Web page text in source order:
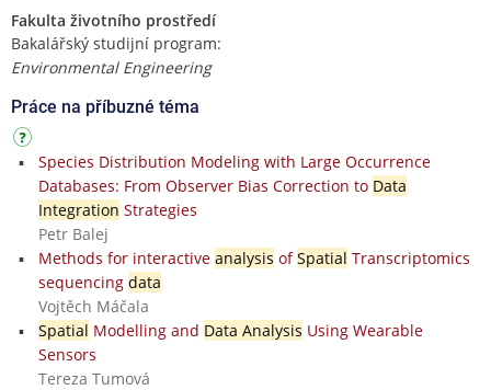
Fakulta životního prostředí
Bakalářský studijní program:
Environmental Engineering
Práce na příbuzné téma
Species Distribution Modeling with Large Occurrence
Databases: From Observer Bias Correction to Data
Integration Strategies
Petr Balej
Methods for interactive analysis ofSpatial Transcriptomics
sequencing data
Vojtěch Máčala
Spatial Modelling and Data Analysis Using Wearable
Sensors
Tereza Tumová